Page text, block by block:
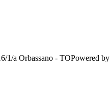
1/a Orbassano - TOPowered by